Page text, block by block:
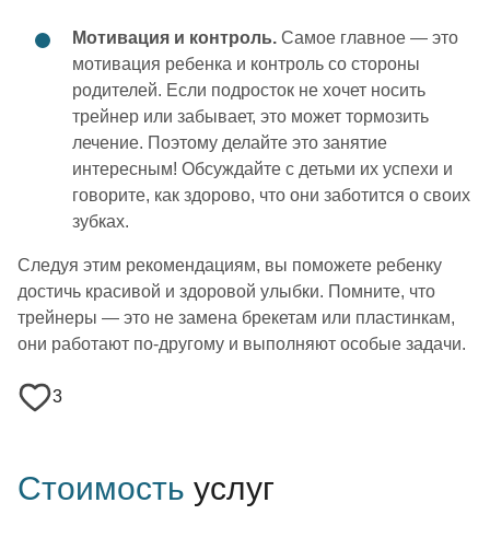
Мотивация и контроль. Самое главное — это
мотивация ребенка и контроль со стороны
родителей. Если подросток не хочет носить
трейнер или забывает, это может тормозить
лечение. Поэтому делайте это занятие
интересным! Обсуждайте с детьми их успехи и
говорите, как здорово, что они заботится о своих
зубках.
Следуя этим рекомендациям, вы поможете ребенку
достичь красивой и здоровой улыбки. Помните, что
трейнеры — это не замена брекетам или пластинкам,
они работают по-другому и выполняют особые задачи.
3
Стоимость услуг